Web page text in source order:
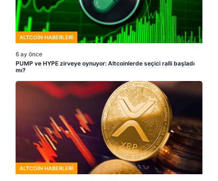
ALTCOIN HABERLERI
6 ay önce
PUMP ve HYPE zirveye oynuyor: Altcoinlerde seçici ralli başladı
mı?
ALTCOIN HABERLERI